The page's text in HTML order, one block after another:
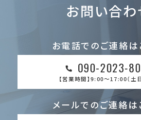
お問い合わ
お電話でのご連絡は
090-2023-
【営業時間】9:00～17:00（土
メールでのご連絡は